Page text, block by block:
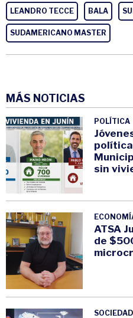
LEANDRO TECCE BALA
SUDAMERICANO MASTER
MÁS NOTICIAS
POLÍTICA
sin
ATSA
de
SOCIEDAD